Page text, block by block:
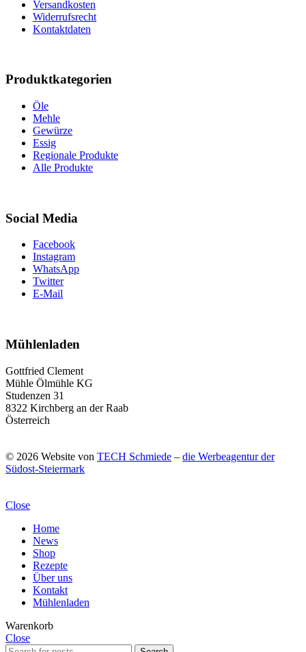
Versandkosten
Widerrufsrecht
Kontaktdaten
Produktkategorien
Öle
Mehle
Gewürze
Essig
Regionale Produkte
Alle Produkte
Social Media
Facebook
Instagram
WhatsApp
Twitter
E-Mail
Mühlenladen
Gottfried Clement
Mühle Ölmühle KG
Studenzen 31
8322 Kirchberg an der Raab
Österreich
© 2026 Website von TECH Schmiede – die Werbeagentur der
Südost-Steiermark
Close
Home
News
Shop
Rezepte
Über uns
Kontakt
Mühlenladen
Warenkorb
Close